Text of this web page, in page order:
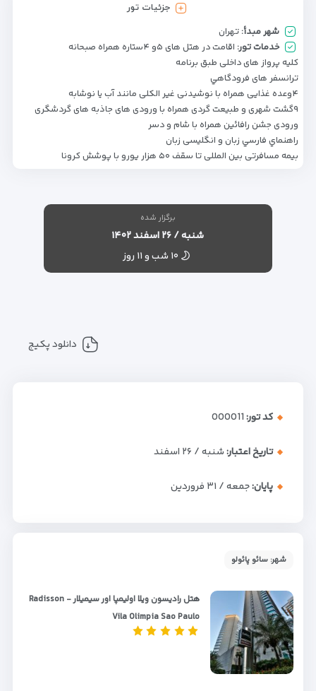
جزئیات تور
شهر مبدأ: تهران
خدمات تور: اقامت در هتل های ۵و ۴ستاره همراه صبحانه
کلیه پرواز های داخلی طبق برنامه
ترانسفر های فرودگاهي
۴وعده غذایی همراه با نوشیدنی غیر الکلی مانند آب یا نوشابه
۹گشت شهری و طبیعت گردی همراه با ورودی های جاذبه های گردشگری
ورودی جشن رافائین همراه با شام و دسر
راهنماي فارسي زبان و انگلیسی زبان
بیمه مسافرتی بین المللی تا سقف ۵۰ هزار یورو با پوشش کرونا
برگزار شده
شنبه / ۲۶ اسفند ۱۴۰۲
۱۰ شب و ۱۱ روز
دانلود پکیج
کد تور:000011
تاریخ اعتبار:شنبه / ۲۶ اسفند
پایان:جمعه / ۳۱ فروردین
شهر: سائو پائولو
هتل رادیسون ویلا اولیمپا اور سیمیلار - Radisson
Vila Olimpia Sao Paulo